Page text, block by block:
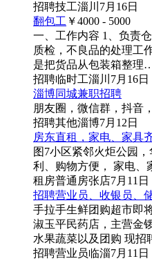
招聘技工淄川 7月16日
翻包工 ￥4000 - 5000
一、工作内容 1、负责
质检，不良品的处理工
是把货品从包装箱整理
招聘临时工淄川 7月16日
淄博同城兼职招聘
朋友圈，微信群，抖音
招聘其他淄博7月12日
房东直租，家电、家具
图7小区紧邻火炬公园
利、购物方便， 家电、
租房普通房张店7月11日
招聘营业员、收银员、
手拉手生鲜团购超市即
淑玉平民药店，主营金
水果蔬菜以及团购 现
招聘营业员临淄7月11日